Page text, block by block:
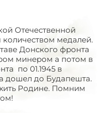
Отечественной
медалей.
Донского фронта
минером а потом в
по 01.1945 в
дошел до Будапешта.
Родине. Помним